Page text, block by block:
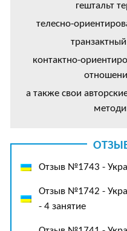
гештальт
телесно-
контактно-
а также свои
Отзыв №1743 -
Отзыв №1742 -
- 4 занятие